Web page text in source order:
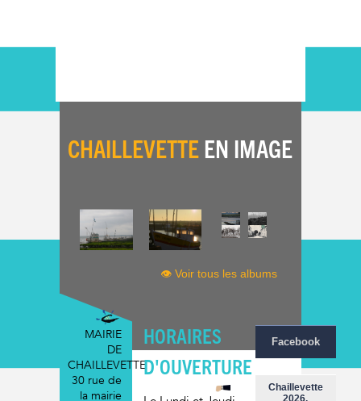
CHAILLEVETTE EN IMAGE
👁 Voir tous les albums
MAIRIE
DE
CHAILLEVETTE
30 rue de
la mairie
HORAIRES
D'OUVERTURE
Facebook
Chaillevette
2026.